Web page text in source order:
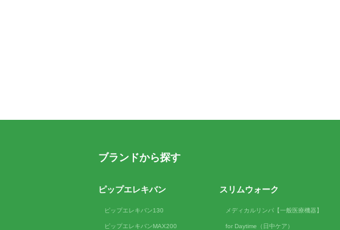
ブランドから探す
ピップエレキバン
ピップエレキバン130
ピップエレキバンMAX200
スリムウォーク
メディカルリンパ【一般医療機器】
for Daytime（日中ケア）